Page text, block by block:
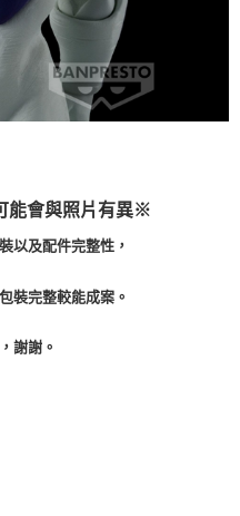
能會與照片有異※
以及配件完整性，
裝完整較能成案。
謝謝。